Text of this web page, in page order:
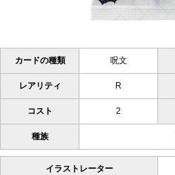
カードの種類 呪文
レアリティ R
コスト 2
種族
イラストレーター